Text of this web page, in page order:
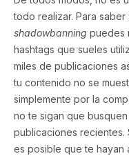
todo realizar. Para
shadowbanning puedes
hashtags que sueles
miles de publicaciones
tu contenido no se
simplemente por la
no te sigan que
publicaciones recientes.
es posible que te hayan